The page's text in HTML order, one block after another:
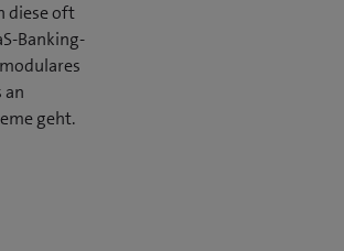
diese oft
Banking-
an
geht.